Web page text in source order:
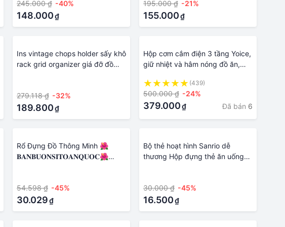
245.000 ₫ -40%
148.000₫
195.000 ₫ -21%
155.000₫
Ins vintage chops holder sấy khô
rack grid organizer giá đỡ đồ
ống kcb
279.118 ₫ -32%
189.800₫
Hộp cơm cắm điện 3 tầng Yoice,
giữ nhiệt và hâm nóng đồ ăn,
cao cấp, dùng cho văn phòng
(439)
500.000 ₫ -24%
379.000₫ Đã bán 6
Rổ Đựng Đồ Thông Minh 🌺
𝐁𝐀𝐍𝐁𝐔𝐎𝐍𝐒𝐈𝐓𝐎𝐀𝐍𝐐𝐔𝐎𝐂🌺
phòng ăn , phòng bếp
54.598 ₫ -45%
30.029₫
Bộ thẻ hoạt hình Sanrio dễ
thương Hộp đựng thẻ ăn uống
Hộp đựng thẻ hoạt hình Đồ dùng
giáo dục Bộ văn phòng phẩm
Wine01 đẹp và thiết thực
30.000 ₫ -45%
16.500₫